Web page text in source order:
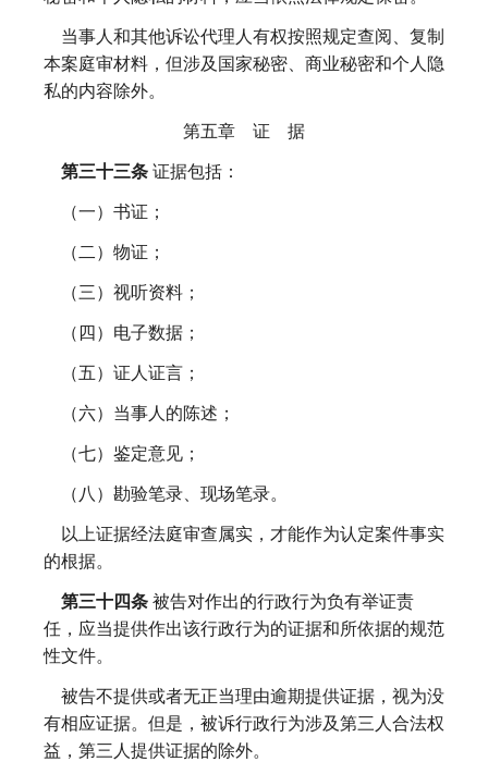
当事人和其他诉讼代理人有权按照规定查阅、复制
本案庭审材料，但涉及国家秘密、商业秘密和个人隐
私的内容除外。
第五章 证 据
第三十三条 证据包括：
（一）书证；
（二）物证；
（三）视听资料；
（四）电子数据；
（五）证人证言；
（六）当事人的陈述；
（七）鉴定意见；
（八）勘验笔录、现场笔录。
以上证据经法庭审查属实，才能作为认定案件事实
的根据。
第三十四条 被告对作出的行政行为负有举证责
任，应当提供作出该行政行为的证据和所依据的规范
性文件。
被告不提供或者无正当理由逾期提供证据，视为没
有相应证据。但是，被诉行政行为涉及第三人合法权
益，第三人提供证据的除外。